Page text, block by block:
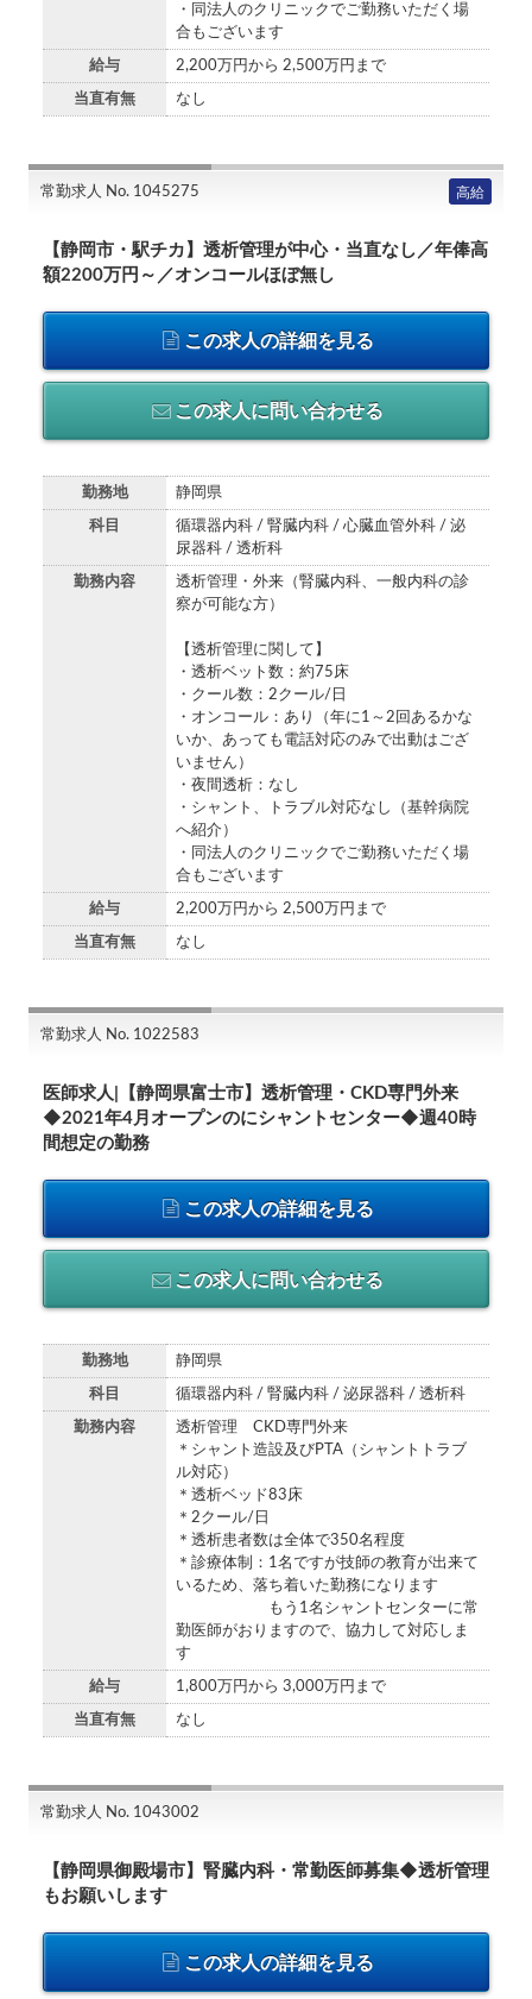
・同法人のクリニックでご勤務いただく場
合もございます
給与 2,200万円から 2,500万円まで
当直有無 なし
常勤求人 No. 1045275 高給
【静岡市・駅チカ】透析管理が中心・当直なし／年俸高
額2200万円～／オンコールほぼ無し
この求人の詳細を見る
この求人に問い合わせる
勤務地 静岡県
科目
循環器内科 / 腎臓内科 / 心臓血管外科 / 泌
尿器科 / 透析科
勤務内容
透析管理・外来（腎臓内科、一般内科の診
察が可能な方）
【透析管理に関して】
・透析ベット数：約75床
・クール数：2クール/日
・オンコール：あり（年に1～2回あるかな
いか、あっても電話対応のみで出動はござ
いません）
・夜間透析：なし
・シャント、トラブル対応なし（基幹病院
へ紹介）
・同法人のクリニックでご勤務いただく場
合もございます
給与 2,200万円から 2,500万円まで
当直有無 なし
常勤求人 No. 1022583
医師求人|【静岡県富士市】透析管理・CKD専門外来
◆2021年4月オープンのにシャントセンター◆週40時
間想定の勤務
この求人の詳細を見る
この求人に問い合わせる
勤務地 静岡県
科目 循環器内科 / 腎臓内科 / 泌尿器科 / 透析科
勤務内容
透析管理 CKD専門外来
＊シャント造設及びPTA（シャントトラブ
ル対応）
＊透析ベッド83床
＊2クール/日
＊透析患者数は全体で350名程度
＊診療体制：1名ですが技師の教育が出来て
いるため、落ち着いた勤務になります
もう1名シャントセンターに常
勤医師がおりますので、協力して対応しま
す
給与 1,800万円から 3,000万円まで
当直有無 なし
常勤求人 No. 1043002
【静岡県御殿場市】腎臓内科・常勤医師募集◆透析管理
もお願いします
この求人の詳細を見る